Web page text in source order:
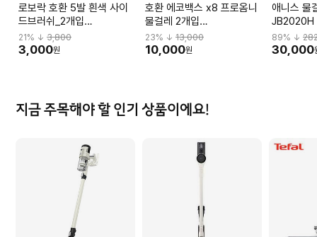
로보락 호환 5발 흰색 사이
드브러쉬_2개입
WONDERFULA07
21% ↓ 3,800
3,000원
호환 에코백스 x8 프로옴니
물걸레 2개입
WONDERFULA17
23% ↓13,000
10,000원
애니스 물
JB2020H
89% ↓
30,000
지금 주목해야 할 인기 상품이에요!